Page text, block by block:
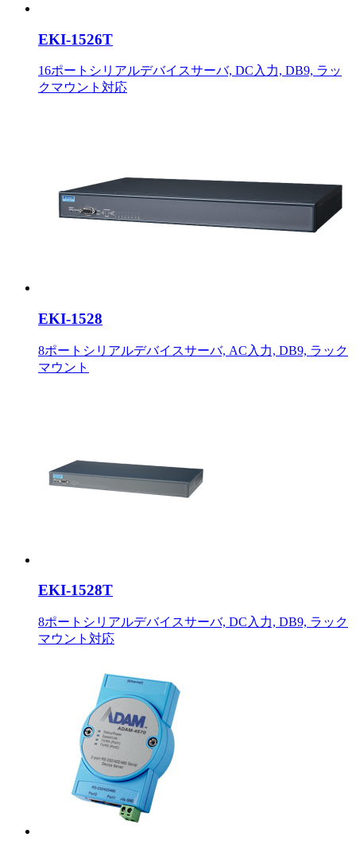
EKI-1526T
16ポートシリアルデバイスサーバ, DC入力, DB9, ラッ
クマウント対応
EKI-1528
8ポートシリアルデバイスサーバ, AC入力, DB9, ラック
マウント
EKI-1528T
8ポートシリアルデバイスサーバ, DC入力, DB9, ラック
マウント対応